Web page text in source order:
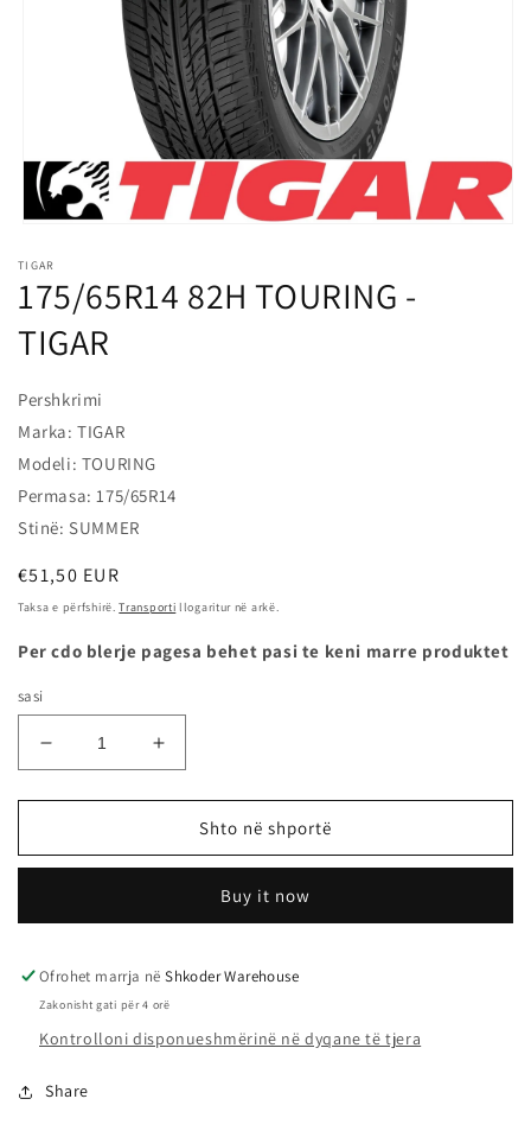
m
1
në
modalitet
TIGAR
175/65R14 82H TOURING -
TIGAR
Pershkrimi
Marka: TIGAR
Modeli: TOURING
Permasa: 175/65R14
Stinë: SUMMER
Çmimi
i
€51,50 EUR
Taksa e përfshirë.Transporti llogaritur në arkë.
Per cdo blerje pagesa behet pasi te keni marre produktet
sasi
Zvogëlo
sasinë
për
82H
TIGAR
Rrit
sasinë
për
175/65R14
82H
TIGAR
Shto në shportë
Buy it now
Ofrohet marrja nëShkoder Warehouse
Zakonisht gati për 4 orë
Kontrolloni disponueshmërinë në dyqane të tjera
Share